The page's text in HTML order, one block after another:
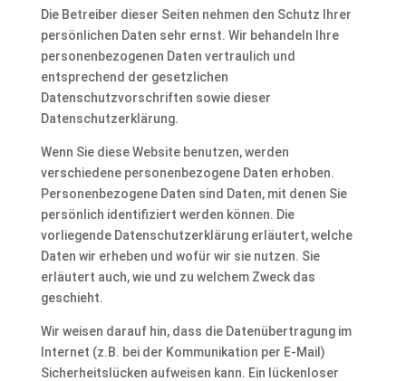
Die Betreiber dieser Seiten nehmen den Schutz Ihrer
persönlichen Daten sehr ernst. Wir behandeln Ihre
personenbezogenen Daten vertraulich und
entsprechend der gesetzlichen
Datenschutzvorschriften sowie dieser
Datenschutzerklärung.
Wenn Sie diese Website benutzen, werden
verschiedene personenbezogene Daten erhoben.
Personenbezogene Daten sind Daten, mit denen Sie
persönlich identifiziert werden können. Die
vorliegende Datenschutzerklärung erläutert, welche
Daten wir erheben und wofür wir sie nutzen. Sie
erläutert auch, wie und zu welchem Zweck das
geschieht.
Wir weisen darauf hin, dass die Datenübertragung im
Internet (z.B. bei der Kommunikation per E-Mail)
Sicherheitslücken aufweisen kann. Ein lückenloser